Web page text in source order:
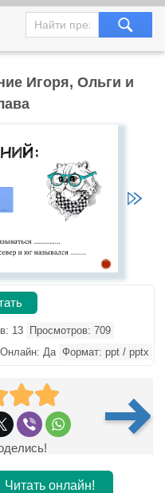
Игоря, Ольги и
13
Просмотров: 709
Онлайн: Да Формат: ppt / pptx
Читать онлайн!